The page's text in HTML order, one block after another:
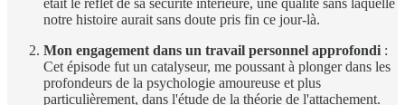
notre histoire aurait sans doute pris fin ce jour-là.
Mon engagement dans un travail personnel approfondi :
Cet épisode fut un catalyseur, me poussant à plonger dans les
profondeurs de la psychologie amoureuse et plus
particulièrement, dans l'étude de la théorie de l'attachement.